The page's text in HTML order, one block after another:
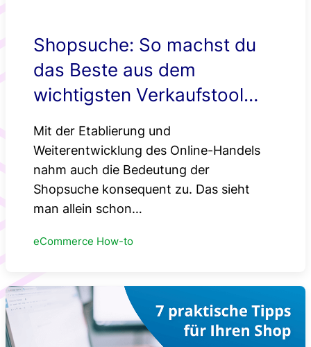
Shopsuche: So machst du
das Beste aus dem
wichtigsten Verkaufstool
Mit der Etablierung und
Weiterentwicklung des Online-Handels
nahm auch die Bedeutung der
Shopsuche konsequent zu. Das sieht
man allein schon…
eCommerce How-to